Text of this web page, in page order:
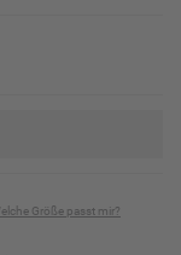
Größe passt mir?